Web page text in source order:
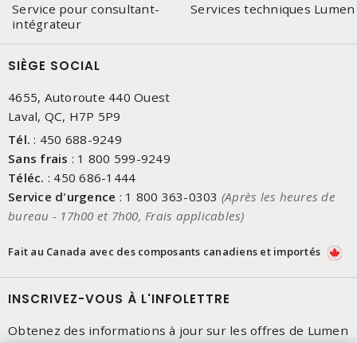
Service pour consultant-
intégrateur
Services techniques Lumen
SIÈGE SOCIAL
4655, Autoroute 440 Ouest
Laval, QC, H7P 5P9
Tél. : 450 688-9249
Sans frais : 1 800 599-9249
Téléc. : 450 686-1444
Service d'urgence : 1 800 363-0303 (Après les heures de
bureau - 17h00 et 7h00, Frais applicables)
Fait au Canada avec des composants canadiens et importés
INSCRIVEZ-VOUS À L'INFOLETTRE
Obtenez des informations à jour sur les offres de Lumen